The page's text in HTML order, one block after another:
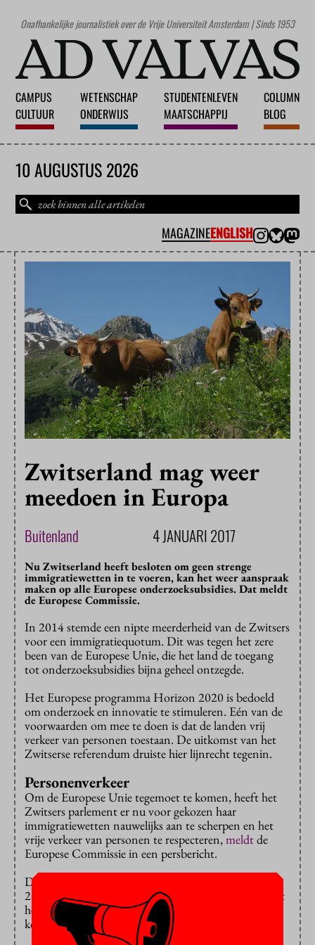
Onafhankelijke journalistiek over de Vrije Universiteit Amsterdam | Sinds 1953
CAMPUS
CULTUUR
WETENSCHAP
ONDERWIJS
STUDENTENLEVEN
MAATSCHAPPIJ
COLUMN
BLOG
10 AUGUSTUS 2026
MAGAZINEENGLISH
Zwitserland mag weer
meedoen in Europa
Buitenland 4 JANUARI 2017
Nu Zwitserland heeft besloten om geen strenge
immigratiewetten in te voeren, kan het weer aanspraak
maken op alle Europese onderzoeksubsidies. Dat meldt
de Europese Commissie.
In 2014 stemde een nipte meerderheid van de Zwitsers
voor een immigratiequotum. Dit was tegen het zere
been van de Europese Unie, die het land de toegang
tot onderzoeksubsidies bijna geheel ontzegde.
Het Europese programma Horizon 2020 is bedoeld
om onderzoek en innovatie te stimuleren. Eén van de
voorwaarden om mee te doen is dat de landen vrij
verkeer van personen toestaan. De uitkomst van het
Zwitserse referendum druiste hier lijnrecht tegenin.
Personenverkeer
Om de Europese Unie tegemoet te komen, heeft het
Zwitsers parlement er nu voor gekozen haar
immigratiewetten nauwelijks aan te scherpen en het
vrije verkeer van personen te respecteren,meldtde
Europese Commissie in een persbericht.
Door deze beslissing kan Zwitserland vanaf 1 januari
2017 toch een geassocieerd lidmaatschap aangaan met
het Horizon 2020-programma en zo in aanmerking
komen voor Europese onderzoeksubsidies.